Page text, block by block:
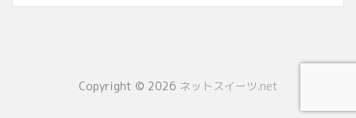
Copyright © 2026 ネットスイーツ.net